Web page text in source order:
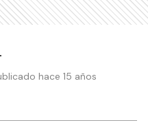
hace 15 años